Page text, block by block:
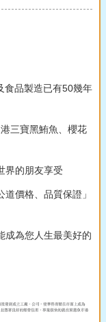
食品製造已有50幾年
三寶黑鮪魚、櫻花
界的朋友享受
價格、品質保證」
成為您人生最美好的